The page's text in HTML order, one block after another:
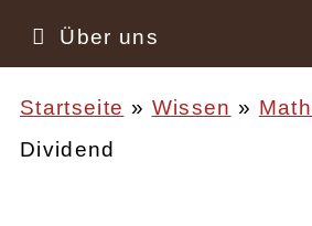
Über uns
Startseite Wissen
Dividend